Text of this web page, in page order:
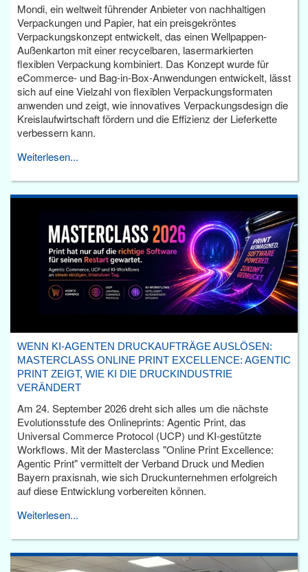
Mondi, ein weltweit führender Anbieter von nachhaltigen
Verpackungen und Papier, hat ein preisgekröntes
Verpackungskonzept entwickelt, das einen Wellpappen-
Außenkarton mit einer recycelbaren, lasermarkierten
flexiblen Verpackung kombiniert. Das Konzept wurde für
eCommerce- und Bag-in-Box-Anwendungen entwickelt, lässt
sich auf eine Vielzahl von flexiblen Verpackungsformaten
anwenden und zeigt, wie innovatives Verpackungsdesign die
Kreislaufwirtschaft fördern und die Effizienz der Lieferkette
verbessern kann.
Weiterlesen...
WENN KI-AGENTEN DRUCKAUFTRÄGE AUSLÖSEN:
MASTERCLASS ONLINE PRINT EXCELLENCE: AGENTIC
PRINT ZEIGT, WIE KI DIE DRUCKINDUSTRIE
VERÄNDERT
Am 24. September 2026 dreht sich alles um die nächste
Evolutionsstufe des Onlineprints: Agentic Print, das
Universal Commerce Protocol (UCP) und KI-gestützte
Workflows. Mit der Masterclass "Online Print Excellence:
Agentic Print" vermittelt der Verband Druck und Medien
Bayern praxisnah, wie sich Druckunternehmen erfolgreich
auf diese Entwicklung vorbereiten können.
Weiterlesen...